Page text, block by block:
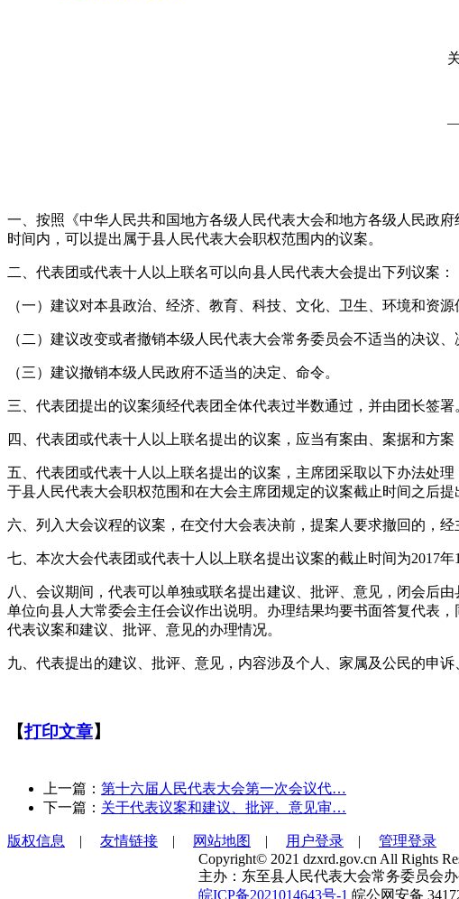
一、按照《中华人民共和国地方各级人民代表大会和地方各级人民政
时间内，可以提出属于县人民代表大会职权范围内的议案。
二、代表团或代表十人以上联名可以向县人民代表大会提出下列议案：
（一）建议对本县政治、经济、教育、科技、文化、卫生、环境和资
（二）建议改变或者撤销本级人民代表大会常务委员会不适当的决议、
（三）建议撤销本级人民政府不适当的决定、命令。
三、代表团提出的议案须经代表团全体代表过半数通过，并由团长签
四、代表团或代表十人以上联名提出的议案，应当有案由、案据和方
五、代表团或代表十人以上联名提出的议案，主席团采取以下办法处
于县人民代表大会职权范围和在大会主席团规定的议案截止时间之后
六、列入大会议程的议案，在交付大会表决前，提案人要求撤回的，
七、本次大会代表团或代表十人以上联名提出议案的截止时间为2017年
八、会议期间，代表可以单独或联名提出建议、批评、意见，闭会后
单位向县人大常委会主任会议作出说明。办理结果均要书面答复代表
代表议案和建议、批评、意见的办理情况。
九、代表提出的建议、批评、意见，内容涉及个人、家属及公民的申
【打印文章】
上一篇： 第十六届人民代表大会第一次会议代…
下一篇： 关于代表议案和建议、批评、意见审…
版权信息 | 友情链接 | 网站地图 | 用户登录 | 管理登录
Copyright© 2021 dzxrd.gov.cn All Rights
主办：东至县人民代表大会常务委员会
皖ICP备2021014643号-1 皖公网安备